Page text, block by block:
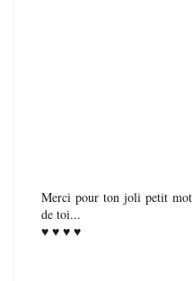
Merci pour ton joli petit
de toi...
♥ ♥ ♥ ♥